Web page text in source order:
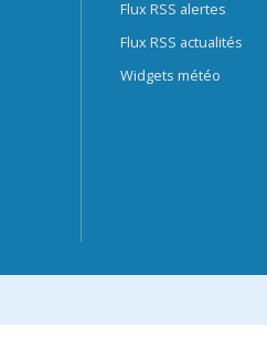
Flux RSS alertes
Flux RSS actualités
Widgets météo